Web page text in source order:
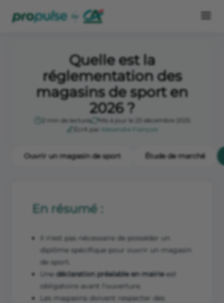
Quelle est la
réglementation des
magasins de sport en
2026 ?
2 min de lecture
Mis à jour le 23 décembre 2025
Écrit par
Alexandre François
Ouvrir un magasin de sport Étude de marché
En résumé :
Il n'est pas nécessaire de posséder un
diplôme spécifique pour ouvrir un magasin
de sport.
Une déclaration préalable en mairieest
obligatoire avant l'ouverture.
Les magasins doivent respecter des